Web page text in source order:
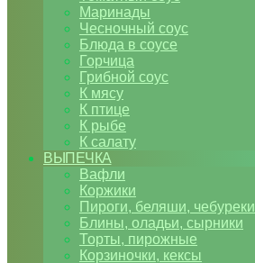
Маринады
Чесночный соус
Блюда в соусе
Горчица
Грибной соус
К мясу
К птице
К рыбе
К салату
ВЫПЕЧКА
Вафли
Коржики
Пироги, беляши, чебуреки
Блины, оладьи, сырники
Торты, пирожные
Корзиночки, кексы